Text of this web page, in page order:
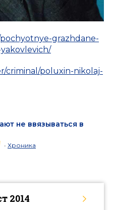
grazhdane-
criminal/poluxin-nikolaj-
не ввязываться в
• Хроника
2014